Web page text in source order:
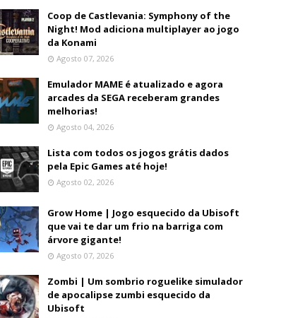
Coop de Castlevania: Symphony of the
Night! Mod adiciona multiplayer ao jogo
da Konami
Agosto 07, 2026
Emulador MAME é atualizado e agora
arcades da SEGA receberam grandes
melhorias!
Agosto 04, 2026
Lista com todos os jogos grátis dados
pela Epic Games até hoje!
Agosto 02, 2026
Grow Home | Jogo esquecido da Ubisoft
que vai te dar um frio na barriga com
árvore gigante!
Agosto 07, 2026
Zombi | Um sombrio roguelike simulador
de apocalipse zumbi esquecido da
Ubisoft